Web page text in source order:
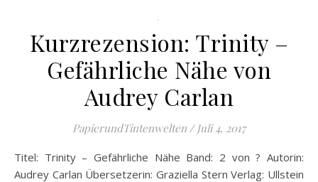
.
Kurzrezension: Trinity –
Gefährliche Nähe von
Audrey Carlan
PapierundTintenwelten / Juli 4, 2017
Titel: Trinity – Gefährliche Nähe Band: 2 von ? Autorin:
Audrey Carlan Übersetzerin: Graziella Stern Verlag: Ullstein